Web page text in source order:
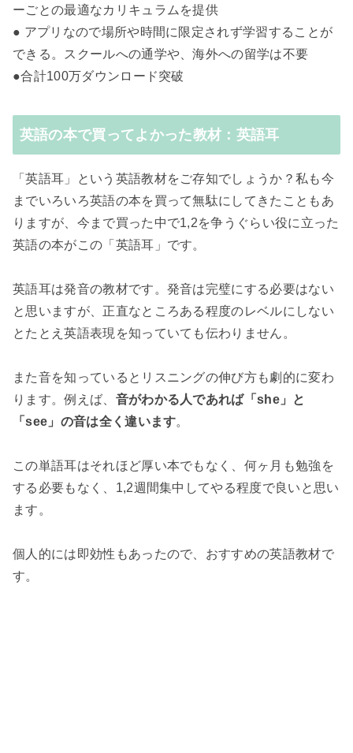
ーごとの最適なカリキュラムを提供
● アプリなので場所や時間に限定されず学習することが
できる。スクールへの通学や、海外への留学は不要
●合計100万ダウンロード突破
英語の本で買ってよかった教材：英語耳
「英語耳」という英語教材をご存知でしょうか？私も今
までいろいろ英語の本を買って無駄にしてきたこともあ
りますが、今まで買った中で1,2を争うぐらい役に立った
英語の本がこの「英語耳」です。
英語耳は発音の教材です。発音は完璧にする必要はない
と思いますが、正直なところある程度のレベルにしない
とたとえ英語表現を知っていても伝わりません。
また音を知っているとリスニングの伸び方も劇的に変わ
ります。例えば、 音がわかる人であれば「she」と
「see」の音は全く違います。
この単語耳はそれほど厚い本でもなく、何ヶ月も勉強を
する必要もなく、1,2週間集中してやる程度で良いと思い
ます。
個人的には即効性もあったので、おすすめの英語教材で
す。